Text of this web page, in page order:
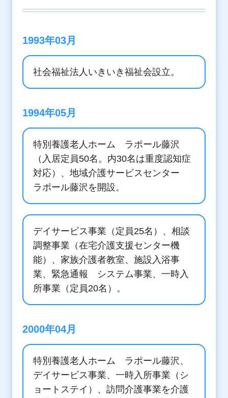
1993年03月
社会福祉法人いきいき福祉会設立。
1994年05月
特別養護老人ホーム ラポール藤沢
（入居定員50名。内30名は重度認知症
対応）、地域介護サービスセンター
ラポール藤沢を開設。
デイサービス事業（定員25名）、相談
調整事業（在宅介護支援センター機
能）、家族介護者教室、施設入浴事
業、緊急通報 システム事業、一時入
所事業（定員20名）。
2000年04月
特別養護老人ホーム ラポール藤沢、
デイサービス事業、一時入所事業（シ
ョートステイ）、訪問介護事業を介護